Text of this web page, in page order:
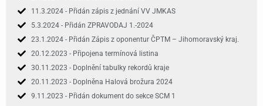
11.3.2024 - Přidán zápis z jednání VV JMKAS
5.3.2024 - Přidán ZPRAVODAJ 1.-2024
23.1.2024 - Přidán Zápis z oponentur ČPTM – Jihomoravský kraj.
20.12.2023 - Připojena termínová listina
30.11.2023 - Doplnění tabulky rekordů kraje
20.11.2023 - Doplněna Halová brožura 2024
9.11.2023 - Přidán dokument do sekce SCM 1